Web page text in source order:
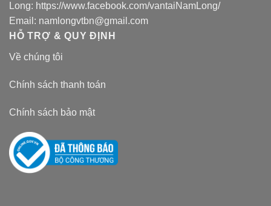
Long: https://www.facebook.com/vantaiNamLong/
Email: namlongvtbn@gmail.com
HỖ TRỢ & QUY ĐỊNH
Về chúng tôi
Chính sách thanh toán
Chính sách bảo mật